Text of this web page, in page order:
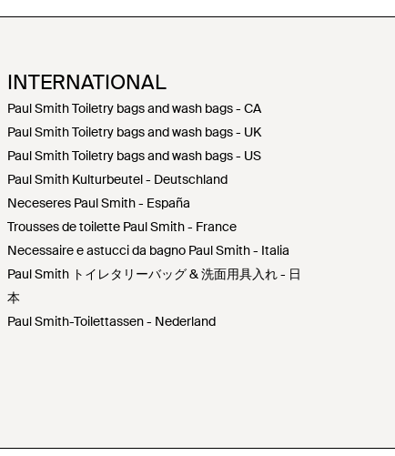
INTERNATIONAL
Paul Smith Toiletry bags and wash bags - CA
Paul Smith Toiletry bags and wash bags - UK
Paul Smith Toiletry bags and wash bags - US
Paul Smith Kulturbeutel - Deutschland
Neceseres Paul Smith - España
Trousses de toilette Paul Smith - France
Necessaire e astucci da bagno Paul Smith - Italia
Paul Smith トイレタリーバッグ & 洗面用具入れ - 日
本
Paul Smith-Toilettassen - Nederland